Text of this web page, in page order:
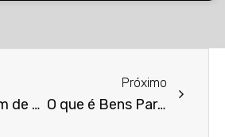
O que é Bem de Família?
Próximo
O que é Bens Partilhados?